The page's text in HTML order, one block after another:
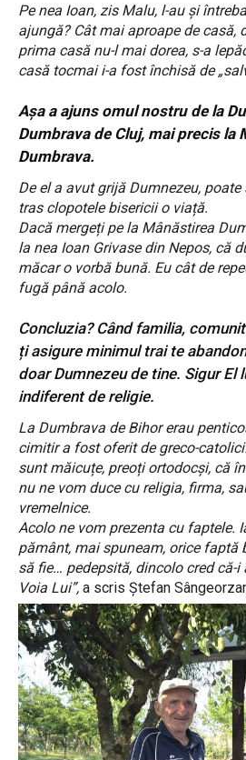
Pe nea Ioan, zis Malu, l-au și
ajungă? Cât mai aproape de casă,
prima casă nu-l mai dorea, s-a
casă tocmai i-a fost închisă de
Așa a ajuns omul nostru de la
Dumbrava de Cluj, mai precis la
Dumbrava.
De el a avut grijă Dumnezeu,
tras clopotele bisericii o viață.
Dacă mergeți pe la Mânăstirea
la nea Ioan Grivase din Nepos, că
măcar o vorbă bună. Eu cât de
fugă până acolo.
Concluzia? Când familia,
ți asigure minimul trai te
doar Dumnezeu de tine. Sigur El
indiferent de religie.
La Dumbrava de Bihor erau
cimitir a fost oferit de greco-
sunt măicuțe, preoți ortodocși, că
nu ne vom duce cu religia, firma,
vremelnice.
Acolo ne vom prezenta cu faptele.
pământ, mai spuneam, orice faptă
să fie… pedepsită, dincolo cred că-i
Voia Lui”, a scris Ștefan